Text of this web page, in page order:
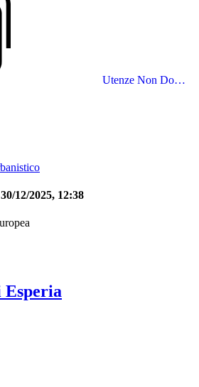
Utenze Non Domestiche
30/12/2025, 12:38
Esperia